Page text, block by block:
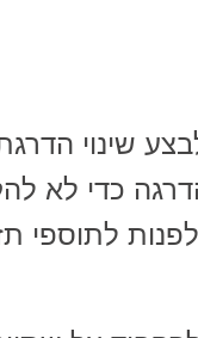
שינוי
כדי לא
לתוספי